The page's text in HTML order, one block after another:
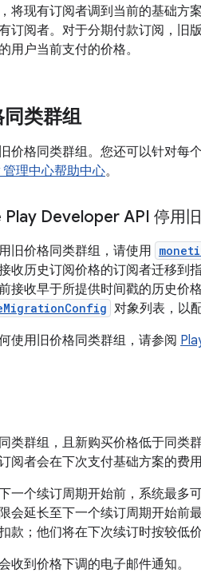
将现有订阅者调到当前的基础方
订阅者。对于分期付款订阅，旧
用户当前支付的价格。
类群组
价格同类群组。您还可以针对每
管理中心帮助中心。
Developer API 停用
旧价格同类群组，请使用
收历史订阅价格的订阅者迁移到
接收早于所提供时间戳的历史价
对象列表，以
使用旧价格同类群组，请参阅
类群组，且新购买价格低于同类
阅者会在下次支付基础方案的费
一个续订周期开始前，系统最多
会延长至下一个续订周期开始前
款；他们将在下次续订时按较低价
收到价格下调的电子邮件通知。